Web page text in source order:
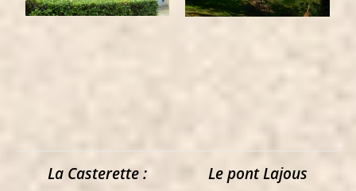
La Casterette :
Le pont Lajous